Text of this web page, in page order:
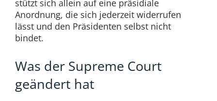
stützt sich allein auf eine präsidiale
Anordnung, die sich jederzeit widerrufen
lässt und den Präsidenten selbst nicht
bindet.
Was der Supreme Court
geändert hat